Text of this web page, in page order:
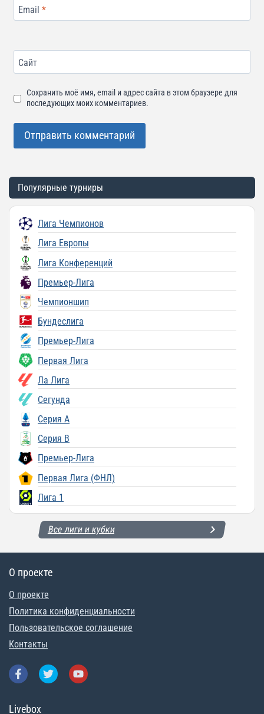
Email *
Сайт
Сохранить моё имя, email и адрес сайта в этом браузере для
последующих моих комментариев.
Популярные турниры
Лига Чемпионов
Лига Европы
Лига Конференций
Премьер-Лига
Чемпионшип
Бундеслига
Премьер-Лига
Первая Лига
Ла Лига
Сегунда
Серия A
Серия B
Премьер-Лига
Первая Лига (ФНЛ)
Лига 1
Все лиги и кубки
О проекте
О проекте
Политика конфиденциальности
Пользовательское соглашение
Контакты
Livebox